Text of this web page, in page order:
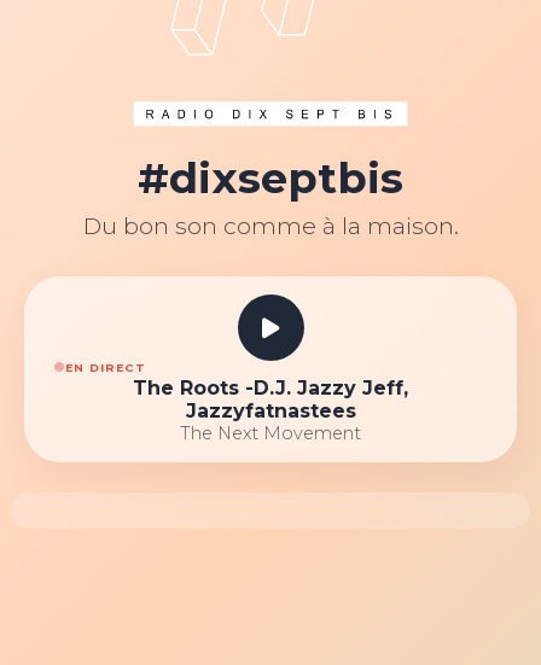
#dixseptbis
Du bon son comme à la maison.
EN DIRECT
The Roots -D.J. Jazzy Jeff,
Jazzyfatnastees
The Next Movement